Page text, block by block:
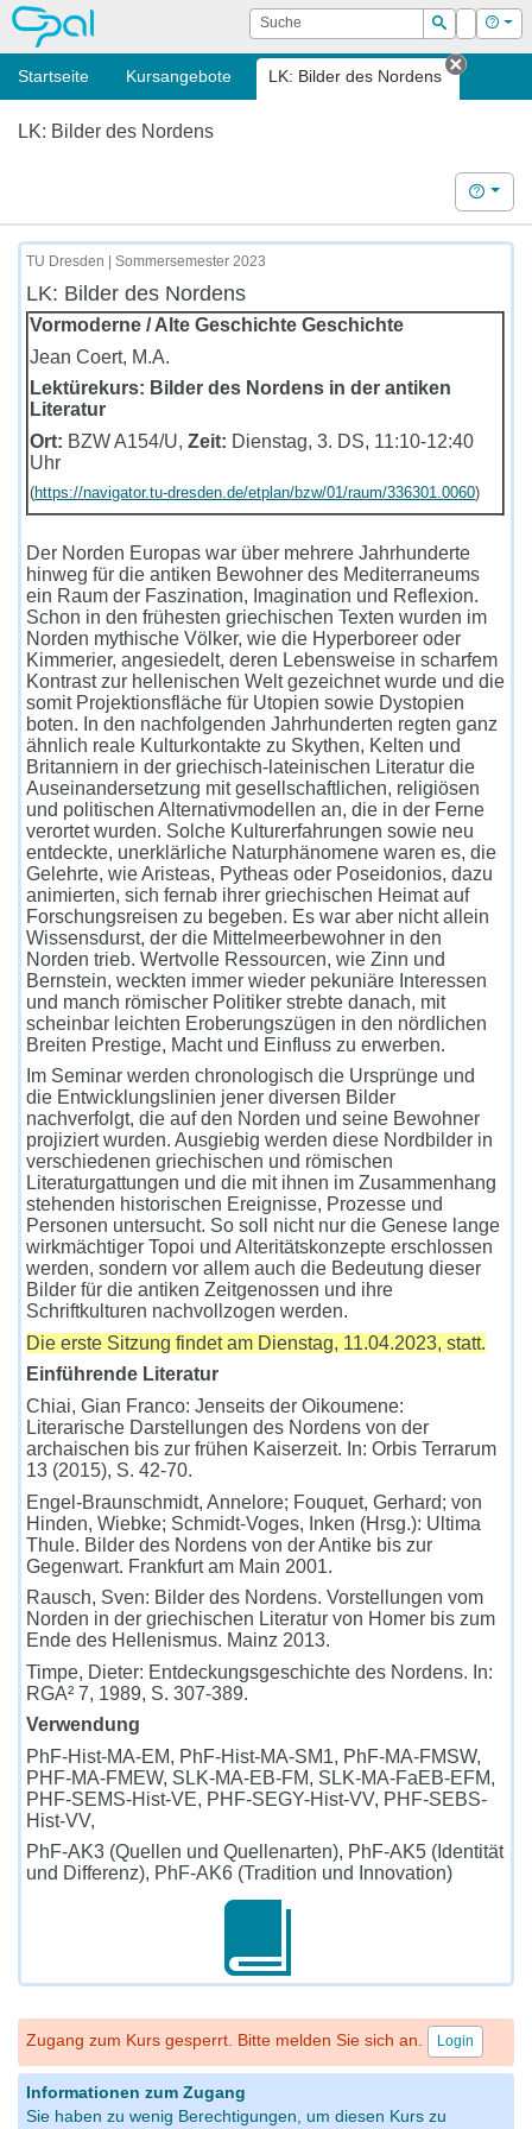
OPAL Suche
Suchen
Login Hilfe
Startseite Kursangebote LK: Bilder des Nordens
Tab
LK: Bilder des Nordens
Hilfe
TU Dresden | Sommersemester 2023
LK: Bilder des Nordens
Vormoderne / Alte Geschichte Geschichte
Jean Coert, M.A.
Lektürekurs: Bilder des Nordens in der antiken
Literatur
Ort: BZW A154/U,Zeit: Dienstag, 3. DS, 11:10-12:40
Uhr
(https://navigator.tu-dresden.de/etplan/bzw/01/raum/336301.0060)
Der Norden Europas war über mehrere Jahrhunderte
hinweg für die antiken Bewohner des Mediterraneums
ein Raum der Faszination, Imagination und Reflexion.
Schon in den frühesten griechischen Texten wurden im
Norden mythische Völker, wie die Hyperboreer oder
Kimmerier, angesiedelt, deren Lebensweise in scharfem
Kontrast zur hellenischen Welt gezeichnet wurde und die
somit Projektionsfläche für Utopien sowie Dystopien
boten. In den nachfolgenden Jahrhunderten regten ganz
ähnlich reale Kulturkontakte zu Skythen, Kelten und
Britanniern in der griechisch-lateinischen Literatur die
Auseinandersetzung mit gesellschaftlichen, religiösen
und politischen Alternativmodellen an, die in der Ferne
verortet wurden. Solche Kulturerfahrungen sowie neu
entdeckte, unerklärliche Naturphänomene waren es, die
Gelehrte, wie Aristeas, Pytheas oder Poseidonios, dazu
animierten, sich fernab ihrer griechischen Heimat auf
Forschungsreisen zu begeben. Es war aber nicht allein
Wissensdurst, der die Mittelmeerbewohner in den
Norden trieb. Wertvolle Ressourcen, wie Zinn und
Bernstein, weckten immer wieder pekuniäre Interessen
und manch römischer Politiker strebte danach, mit
scheinbar leichten Eroberungszügen in den nördlichen
Breiten Prestige, Macht und Einfluss zu erwerben.
Im Seminar werden chronologisch die Ursprünge und
die Entwicklungslinien jener diversen Bilder
nachverfolgt, die auf den Norden und seine Bewohner
projiziert wurden. Ausgiebig werden diese Nordbilder in
verschiedenen griechischen und römischen
Literaturgattungen und die mit ihnen im Zusammenhang
stehenden historischen Ereignisse, Prozesse und
Personen untersucht. So soll nicht nur die Genese lange
wirkmächtiger Topoi und Alteritätskonzepte erschlossen
werden, sondern vor allem auch die Bedeutung dieser
Bilder für die antiken Zeitgenossen und ihre
Schriftkulturen nachvollzogen werden.
Die erste Sitzung findet am Dienstag, 11.04.2023, statt.
Einführende Literatur
Chiai, Gian Franco: Jenseits der Oikoumene:
Literarische Darstellungen des Nordens von der
archaischen bis zur frühen Kaiserzeit. In: Orbis Terrarum
13 (2015), S. 42-70.
Engel-Braunschmidt, Annelore; Fouquet, Gerhard; von
Hinden, Wiebke; Schmidt-Voges, Inken (Hrsg.): Ultima
Thule. Bilder des Nordens von der Antike bis zur
Gegenwart. Frankfurt am Main 2001.
Rausch, Sven: Bilder des Nordens. Vorstellungen vom
Norden in der griechischen Literatur von Homer bis zum
Ende des Hellenismus. Mainz 2013.
Timpe, Dieter: Entdeckungsgeschichte des Nordens. In:
RGA² 7, 1989, S. 307-389.
Verwendung
PhF-Hist-MA-EM, PhF-Hist-MA-SM1, PhF-MA-FMSW,
PHF-MA-FMEW, SLK-MA-EB-FM, SLK-MA-FaEB-EFM,
PHF-SEMS-Hist-VE, PHF-SEGY-Hist-VV, PHF-SEBS-
Hist-VV,
PhF-AK3 (Quellen und Quellenarten), PhF-AK5 (Identität
und Differenz), PhF-AK6 (Tradition und Innovation)
Zugang zum Kurs gesperrt. Bitte melden Sie sich an. Login
Informationen zum Zugang
Sie haben zu wenig Berechtigungen, um diesen Kurs zu